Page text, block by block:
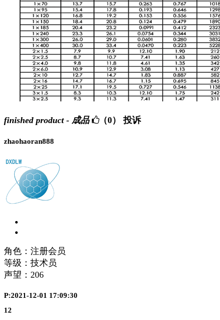
finished product - 成品 （0） 投诉
zhaohaoran888
角色：注册会员
等级：技术员
声望： 206
P:2021-12-01 17:09:30
12